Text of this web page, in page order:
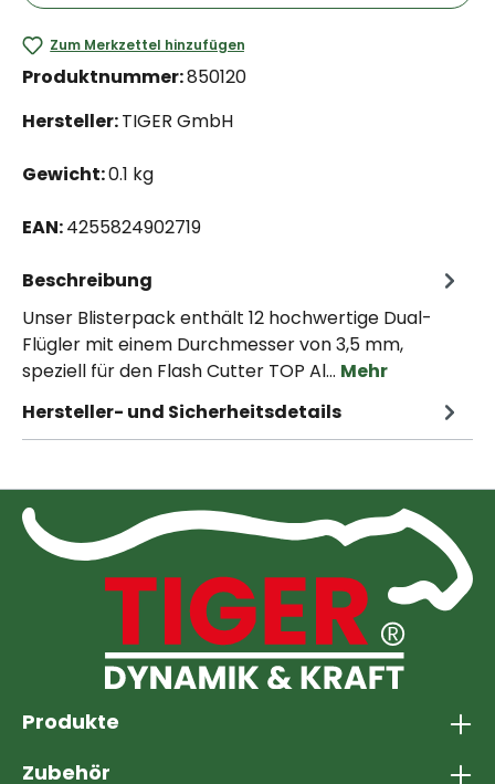
Zum Merkzettel hinzufügen
Produktnummer:850120
Hersteller:TIGER GmbH
Gewicht:0.1 kg
EAN:4255824902719
Beschreibung
Unser Blisterpack enthält 12 hochwertige Dual-
Flügler mit einem Durchmesser von 3,5 mm,
speziell für den Flash Cutter TOP Al… Mehr
Hersteller- und Sicherheitsdetails
Produkte
Zubehör